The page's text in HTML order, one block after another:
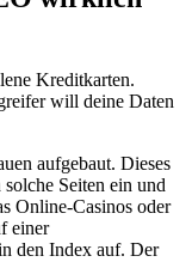
Kreditkarten.
will deine Daten
aufgebaut. Dieses
Seiten ein und
Online-Casinos oder
einer
den Index auf. Der